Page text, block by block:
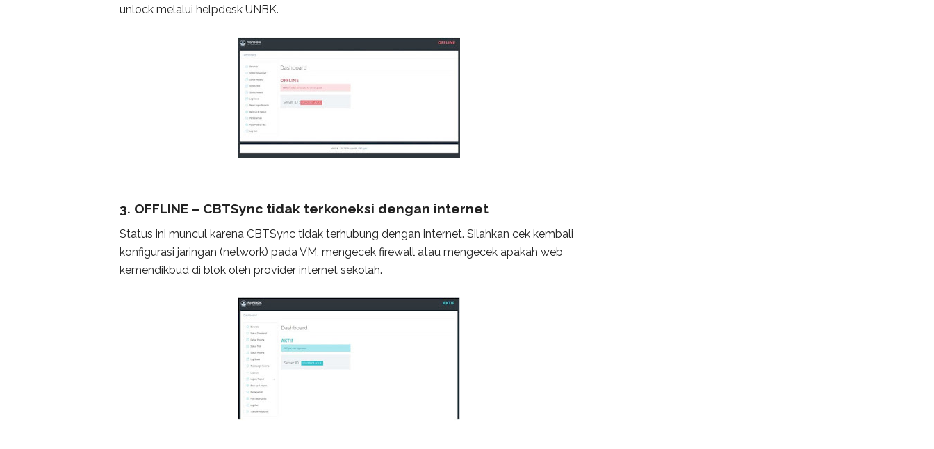
unlock melalui helpdesk UNBK.
3. OFFLINE – CBTSync tidak terkoneksi dengan internet
Status ini muncul karena CBTSync tidak terhubung dengan internet. Silahkan cek kembali
konfigurasi jaringan (network) pada VM, mengecek firewall atau mengecek apakah web
kemendikbud di blok oleh provider internet sekolah.